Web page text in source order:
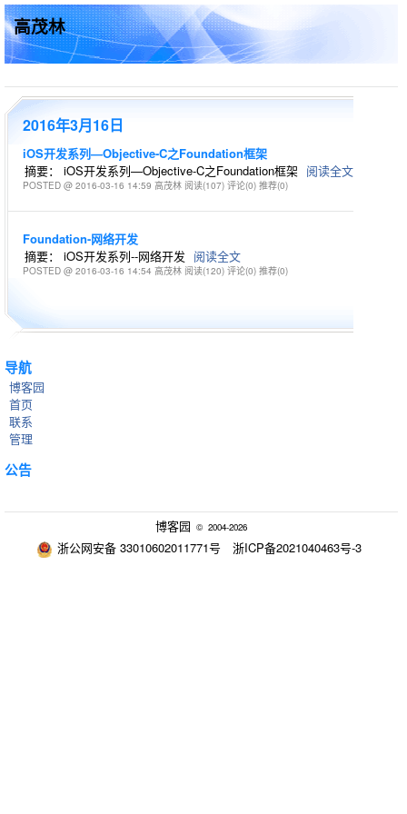
高茂林
导航
博客园
首页
联系
管理
公告
2016年3月16日
iOS开发系列—Objective-C之Foundation框架
摘要： iOS开发系列—Objective-C之Foundation框架 阅读全文
POSTED @ 2016-03-16 14:59 高茂林 阅读(107) 评论(0) 推荐(0)
Foundation-网络开发
摘要： iOS开发系列--网络开发 阅读全文
POSTED @ 2016-03-16 14:54 高茂林 阅读(120) 评论(0) 推荐(0)
博客园 © 2004-2026
浙公网安备 33010602011771号 浙ICP备2021040463号-3